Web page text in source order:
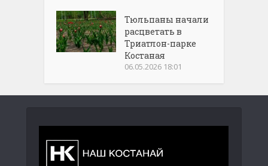
Тюльпаны начали
расцветать в
Триатлон-парке
Костаная
06.05.2026 18:01